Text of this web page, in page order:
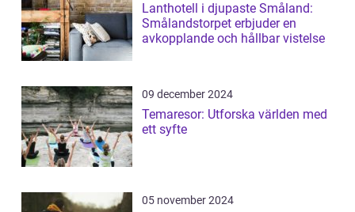
Lanthotell i djupaste Småland:
Smålandstorpet erbjuder en
avkopplande och hållbar vistelse
09 december 2024
Temaresor: Utforska världen med
ett syfte
05 november 2024